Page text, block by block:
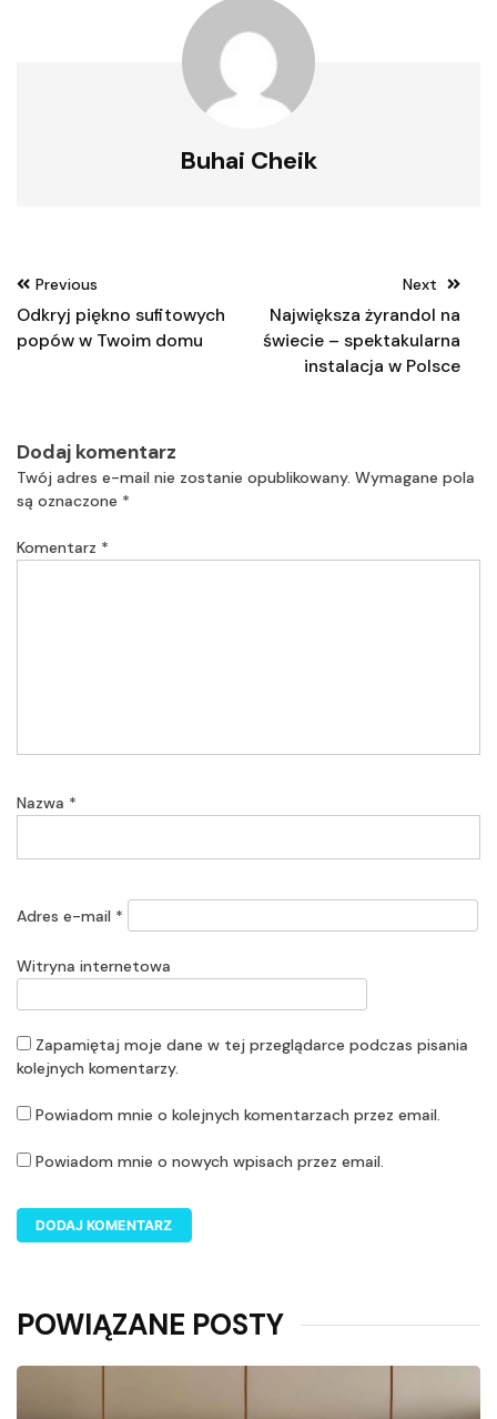
Buhai Cheik
Nawigacja
wpisu
Previous
Odkryj piękno sufitowych
popów w Twoim domu
Next
Największa żyrandol na
świecie – spektakularna
instalacja w Polsce
Dodaj komentarz
Twój adres e-mail nie zostanie opublikowany. Wymagane pola
są oznaczone *
Komentarz *
Nazwa *
Adres e-mail *
Witryna internetowa
Zapamiętaj moje dane w tej przeglądarce podczas pisania
kolejnych komentarzy.
Powiadom mnie o kolejnych komentarzach przez email.
Powiadom mnie o nowych wpisach przez email.
POWIĄZANE POSTY